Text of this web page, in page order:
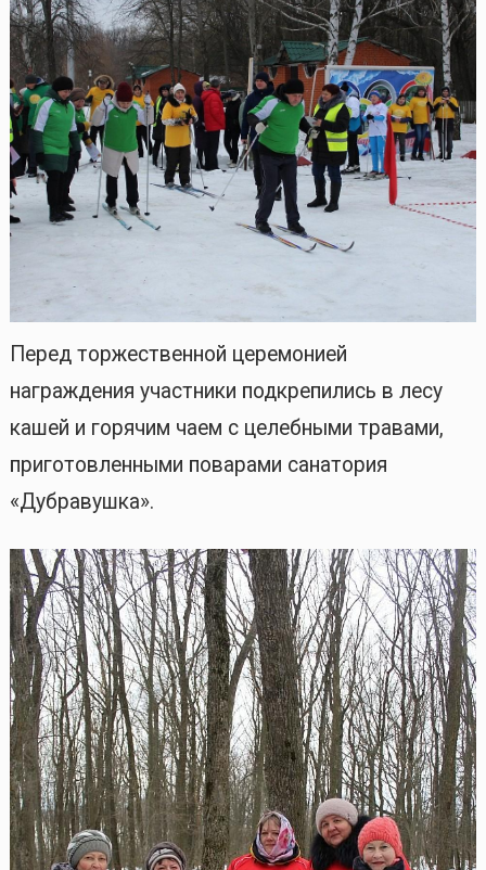
Перед торжественной церемонией
награждения участники подкрепились в лесу
кашей и горячим чаем с целебными травами,
приготовленными поварами санатория
«Дубравушка».